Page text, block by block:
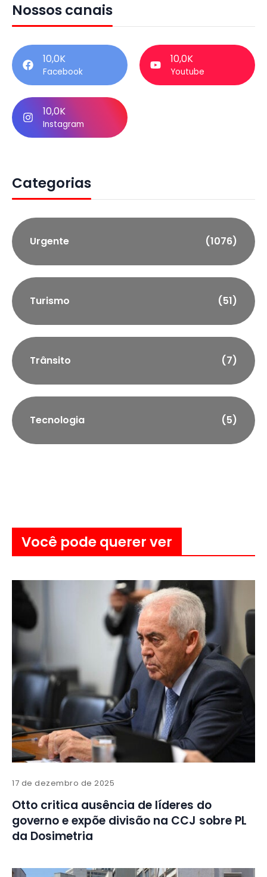
Nossos canais
10,0K
Facebook
10,0K
Youtube
10,0K
Instagram
Categorias
Urgente (1076)
Turismo (51)
Trânsito (7)
Tecnologia (5)
Você pode querer ver
17 de dezembro de 2025
Otto critica ausência de líderes do
governo e expõe divisão na CCJ sobre PL
da Dosimetria